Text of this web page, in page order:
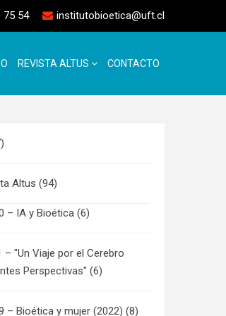
75 54 institutobioetica@uft.cl
REVISTA ALTUS CONTACTO
Altus (94)
– IA y Bioética (6)
– "Un Viaje por el Cerebro
Perspectivas" (6)
– Bioética y mujer (2022) (8)